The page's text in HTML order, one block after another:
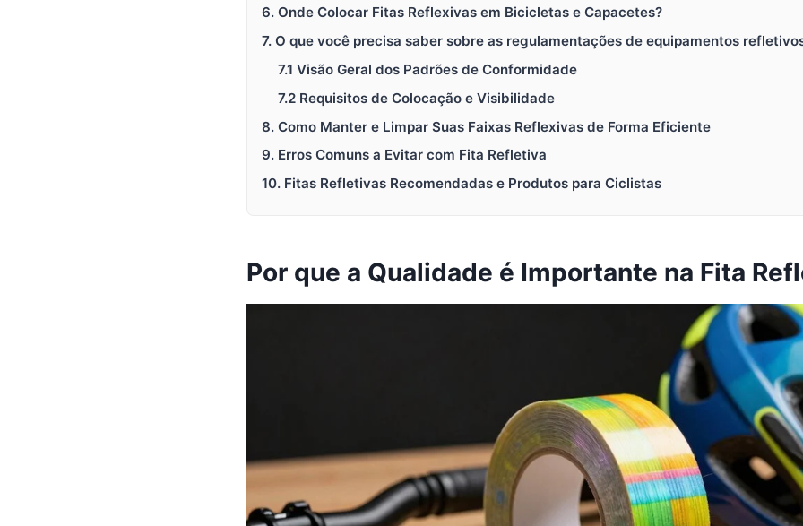
6. Onde Colocar Fitas Reflexivas em Bicicletas e Capacetes?
7. O que você precisa saber sobre as regulamentações de equipamentos
7.1 Visão Geral dos Padrões de Conformidade
7.2 Requisitos de Colocação e Visibilidade
8. Como Manter e Limpar Suas Faixas Reflexivas de Forma Eficiente
9. Erros Comuns a Evitar com Fita Refletiva
10. Fitas Refletivas Recomendadas e Produtos para Ciclistas
Por que a Qualidade é Importante na Fita